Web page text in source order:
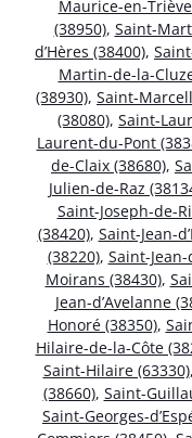
Maurice-en-
(38950), Saint-
d’Hères (38400),
Martin-de-la-
(38930), Saint-
(38080), Saint-
Laurent-du-Pont
de-Claix (38680),
Julien-de-Raz
Saint-Joseph-de-
(38420), Saint-Jean-
(38220), Saint-
Moirans (38430),
Jean-d’Avelanne
Honoré (38350),
Hilaire-de-la-Côte
Saint-Hilaire (63330),
(38660), Saint-
Saint-Georges-